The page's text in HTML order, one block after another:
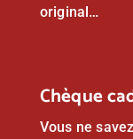
original…
Chèque
Vous ne